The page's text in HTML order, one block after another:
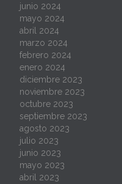
junio 2024
mayo 2024
abril 2024
marzo 2024
febrero 2024
enero 2024
diciembre 2023
noviembre 2023
octubre 2023
septiembre 2023
agosto 2023
julio 2023
junio 2023
mayo 2023
abril 2023